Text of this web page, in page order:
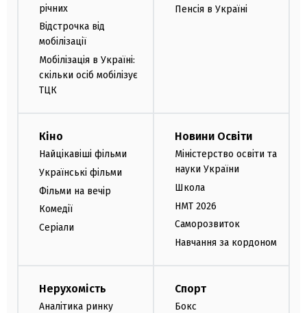
річних
Відстрочка від
мобілізації
Мобілізація в Україні:
скільки осіб мобілізує
ТЦК
Пенсія в Україні
Кіно
Найцікавіші фільми
Українські фільми
Фільми на вечір
Комедії
Серіали
Новини Освіти
Міністерство освіти та
науки України
Школа
НМТ 2026
Саморозвиток
Навчання за кордоном
Нерухомість
Аналітика ринку
Спорт
Бокс